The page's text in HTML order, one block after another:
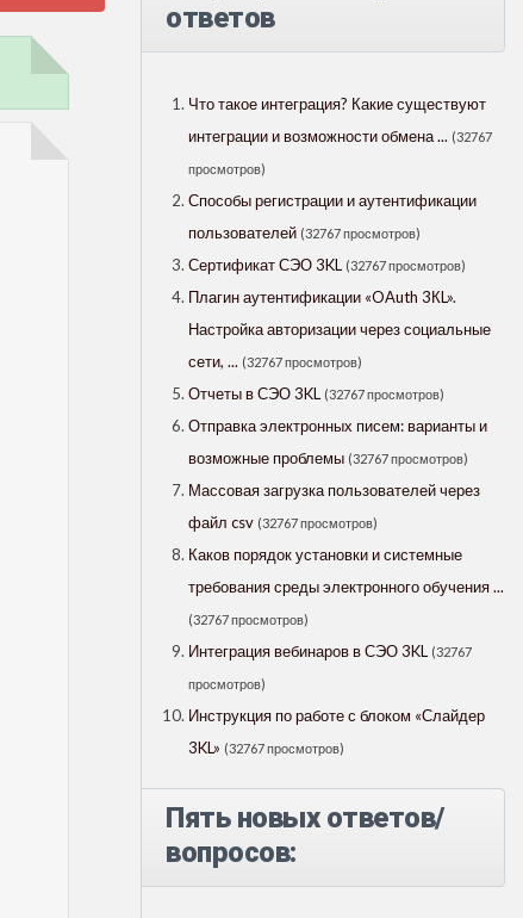
ответов
Что такое интеграция? Какие существуют
интеграции и возможности обмена ... (32767
просмотров)
Способы регистрации и аутентификации
пользователей (32767 просмотров)
Сертификат СЭО 3KL (32767 просмотров)
Плагин аутентификации «OAuth 3КL».
Настройка авторизации через социальные
сети, ... (32767 просмотров)
Отчеты в СЭО 3KL (32767 просмотров)
Отправка электронных писем: варианты и
возможные проблемы (32767 просмотров)
Массовая загрузка пользователей через
файл csv (32767 просмотров)
Каков порядок установки и системные
требования среды электронного обучения ...
(32767 просмотров)
Интеграция вебинаров в СЭО 3KL (32767
просмотров)
Инструкция по работе с блоком «Слайдер
3KL» (32767 просмотров)
Пять новых ответов/
вопросов: